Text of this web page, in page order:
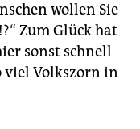
wollen Sie
Zum Glück hat
sonst schnell
viel Volkszorn in